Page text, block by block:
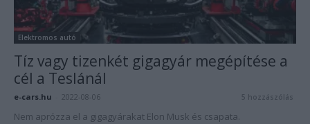
Elektromos autó
Tíz vagy tizenkét gigagyár megépítése a
cél a Teslánál
e-cars.hu 2022-08-06 5 hozzászólás
Nem aprózza el a gigagyárakat Elon Musk és csapata.